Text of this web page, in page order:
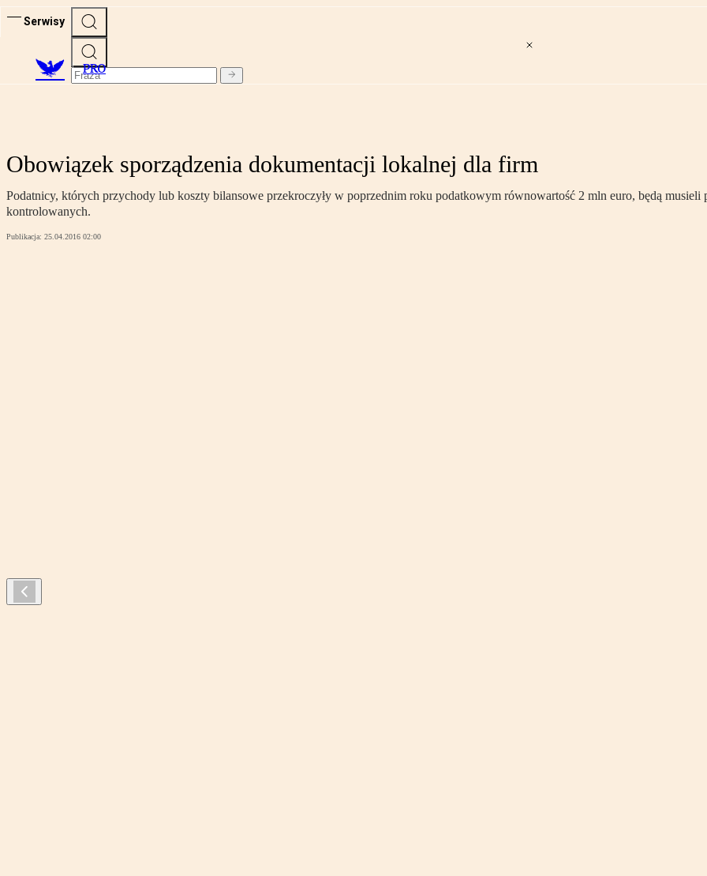
Serwisy
PRO
Obowiązek sporządzenia dokumentacji lokalnej dla firm
Podatnicy, których przychody lub koszty bilansowe przekroczyły w poprzednim roku podatkowym równowartość 2 mln euro, będą musieli
kontrolowanych.
Publikacja: 25.04.2016 02:00